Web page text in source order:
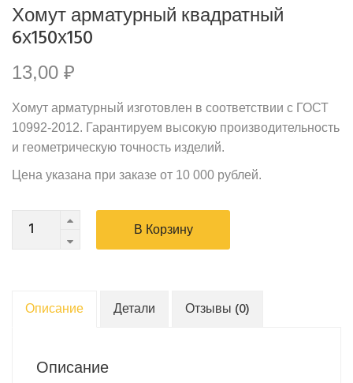
Хомут арматурный квадратный
6х150х150
13,00 ₽
Хомут арматурный изготовлен в соответствии с ГОСТ
10992-2012. Гарантируем высокую производительность
и геометрическую точность изделий.
Цена указана при заказе от 10 000 рублей.
Хомут
арматурный
quantity
В Корзину
Описание Детали Отзывы (0)
Описание